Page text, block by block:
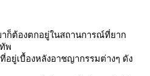
ก็ต้องตกอยู่ในสถานการณ์ที่ยาก
พ
อยู่เบื้องหลังอาชญากรรมต่างๆ ดัง